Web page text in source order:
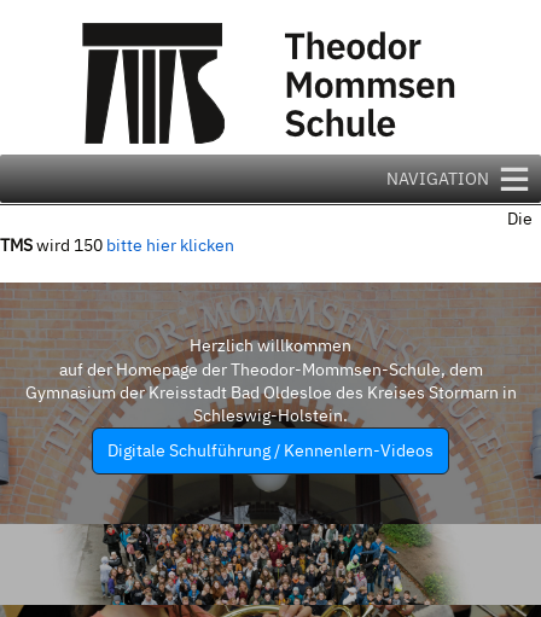
NAVIGATION
Die
TMSwird 150 bitte hier klicken
Herzlich willkommen
auf der Homepage der Theodor-Mommsen-Schule, dem
Gymnasium der Kreisstadt Bad Oldesloe des Kreises Stormarn in
Schleswig-Holstein.
Digitale Schulführung / Kennenlern-Videos